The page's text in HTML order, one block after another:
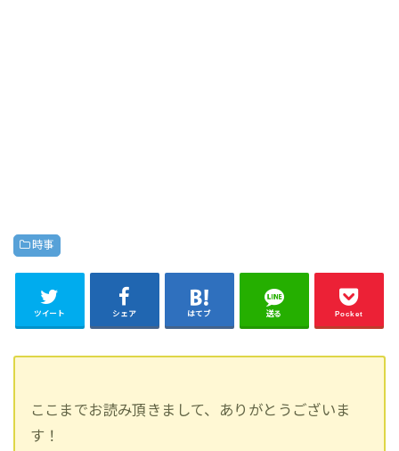
時事
ツイート シェア はてブ 送る Pocket
ここまでお読み頂きまして、ありがとうございま
す！